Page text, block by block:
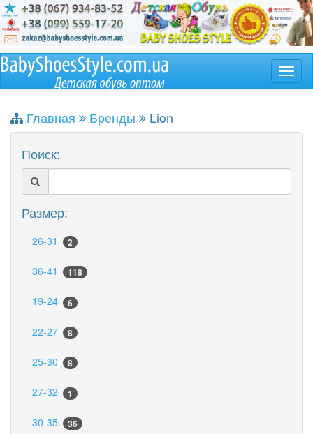
Главная Бренды
Lion
Поиск:
Размер:
26-31 2
36-41 118
19-24 6
22-27 8
25-30 8
27-32 1
30-35 36